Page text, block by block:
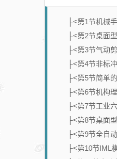
├<第1节机械
├<第2节桌面
├<第3节气动
├<第4节非标
├<第5节简单
├<第6节机构
├<第7节工业
├<第8节桌面
├<第9节全自
├<第10节IML